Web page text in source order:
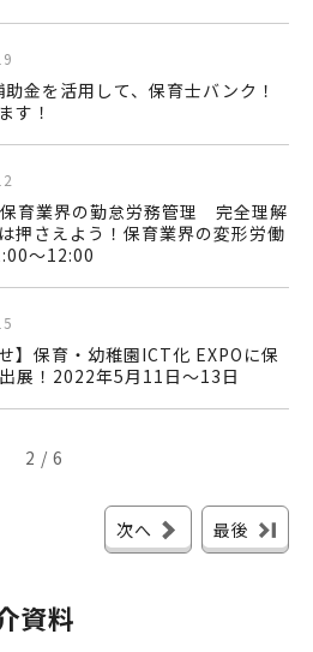
金を活用して、保育士バンク！
す！
保育業界の勤怠労務管理 完全理解
押さえよう！保育業界の変形労働
〜12:00
】保育・幼稚園ICT化 EXPOに保
展！2022年5月11日〜13日
2 / 6
次へ 最後
資料